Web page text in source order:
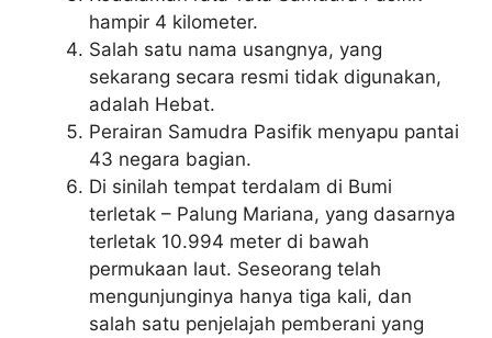
hampir 4 kilometer.
Salah satu nama usangnya, yang
sekarang secara resmi tidak digunakan,
adalah Hebat.
Perairan Samudra Pasifik menyapu pantai
43 negara bagian.
Di sinilah tempat terdalam di Bumi
terletak – Palung Mariana, yang dasarnya
terletak 10.994 meter di bawah
permukaan laut. Seseorang telah
mengunjunginya hanya tiga kali, dan
salah satu penjelajah pemberani yang